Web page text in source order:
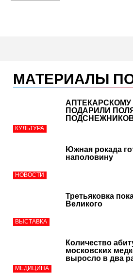
МАТЕРИАЛЫ
КУЛЬТУРА
АПТЕКАРСКОМУ
ПОДАРИЛИ
НОВОСТИ
Южная рокада
наполовину
ВЫСТАВКА
Третьяковка
Великого
МЕДИЦИНА
Количество
московских
выросло в два